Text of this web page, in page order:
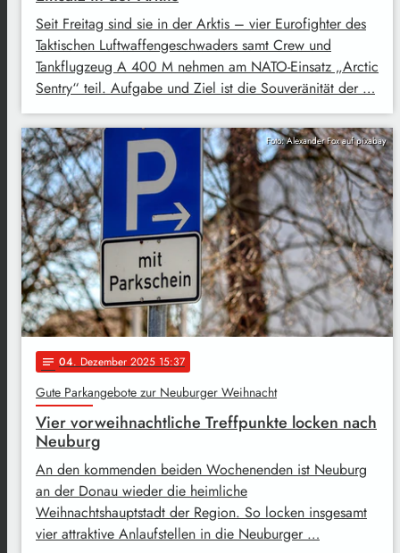
Seit Freitag sind sie in der Arktis – vier Eurofighter des
Taktischen Luftwaffengeschwaders samt Crew und
Tankflugzeug A 400 M nehmen am NATO-Einsatz „Arctic
Sentry“ teil. Aufgabe und Ziel ist die Souveränität der …
Foto: Alexander Fox auf pixabay
notes 04. Dezember 2025 15:37
Gute Parkangebote zur Neuburger Weihnacht
Vier vorweihnachtliche Treffpunkte locken nach
Neuburg
An den kommenden beiden Wochenenden ist Neuburg
an der Donau wieder die heimliche
Weihnachtshauptstadt der Region. So locken insgesamt
vier attraktive Anlaufstellen in die Neuburger …